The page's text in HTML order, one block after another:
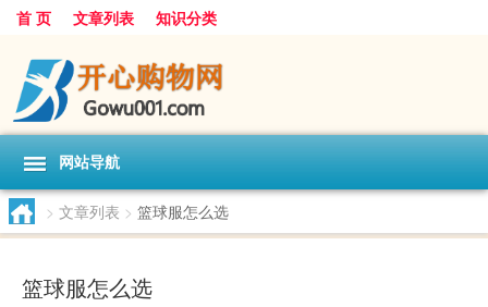
首 页 文章列表 知识分类
网站导航
> 文章列表 > 篮球服怎么选
篮球服怎么选